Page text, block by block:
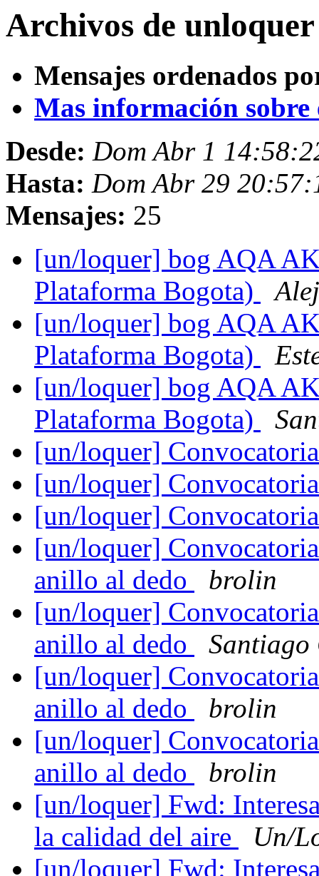
Archivos de
Mensajes ordenados
Mas información sobre
Desde: Dom Abr 1
Hasta: Dom Abr 29
Mensajes: 25
[un/loquer] bog AQA
Plataforma Bogota)
[un/loquer] bog AQA
Plataforma Bogota)
[un/loquer] bog AQA
Plataforma Bogota)
[un/loquer]
[un/loquer]
[un/loquer]
[un/loquer]
anillo al dedo
brolin
[un/loquer]
anillo al dedo
[un/loquer]
anillo al dedo
brolin
[un/loquer]
anillo al dedo
brolin
[un/loquer] Fwd:
la calidad del aire
Un/
[un/loquer] Fwd: